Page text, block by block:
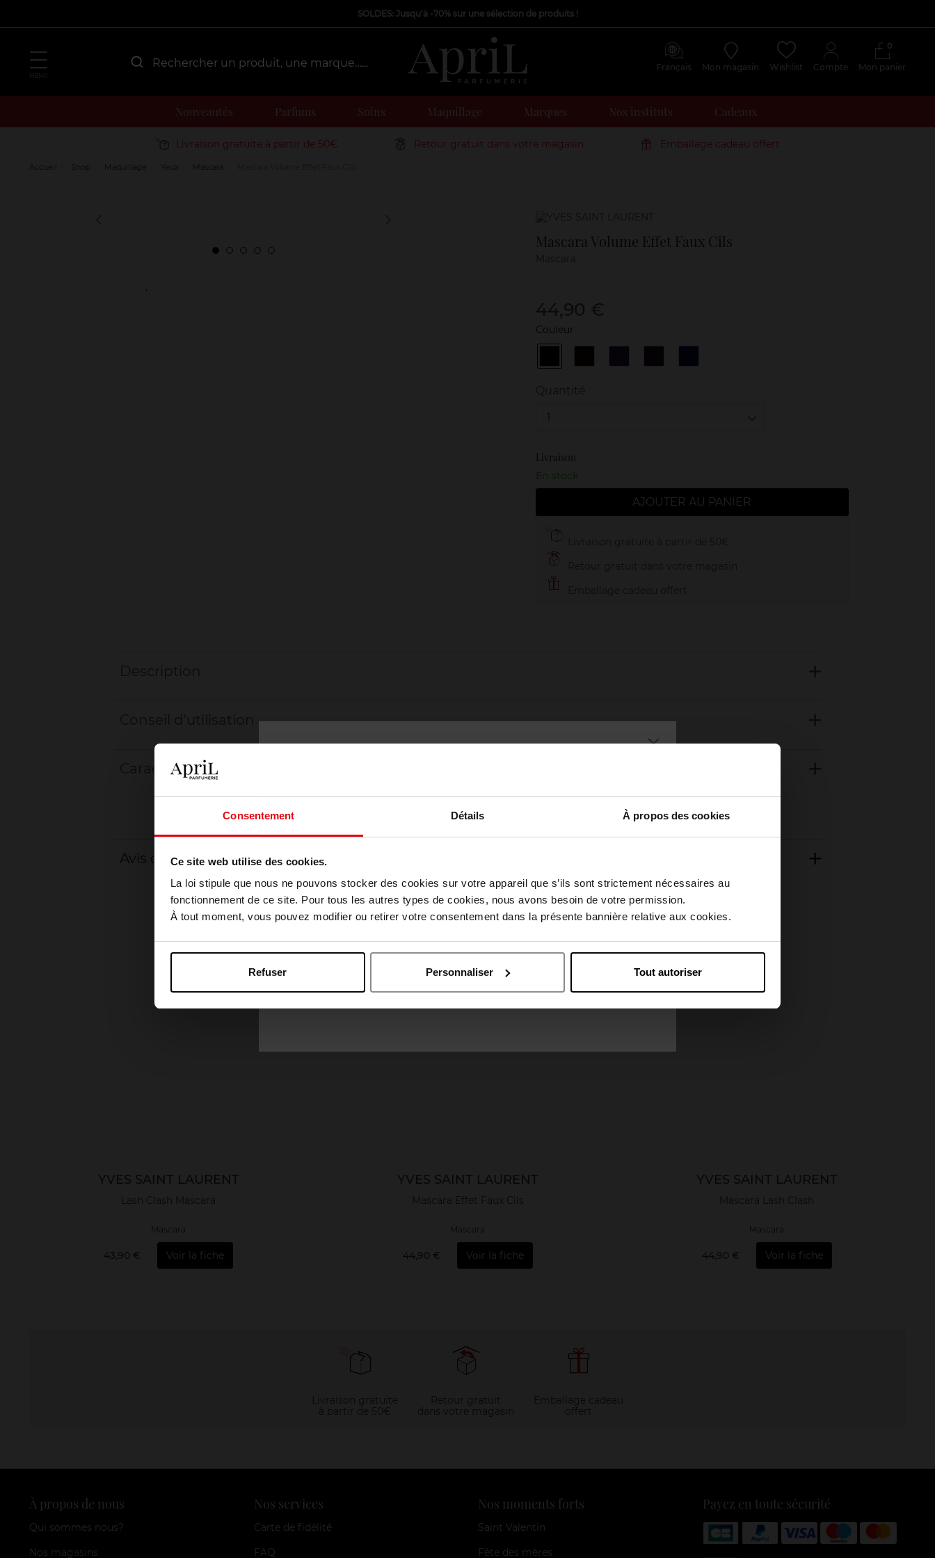
Consentement Détails À propos des cookies
Ce site web utilise des cookies.
La loi stipule que nous ne pouvons stocker des cookies sur votre appareil que s’ils sont strictement nécessaires au
fonctionnement de ce site. Pour tous les autres types de cookies, nous avons besoin de votre permission.
À tout moment, vous pouvez modifier ou retirer votre consentement dans la présente bannière relative aux cookies.
Refuser Personnaliser Tout autoriser
SOLDES: Jusqu'à -70% sur une sélection de produits !
Français Mon magasin Wishlist Compte Mon panier
0
Nouveautés Parfums Soins Maquillage Marques Nos instituts Cadeaux
Livraison gratuite à partir de 50€ Retour gratuit dans votre magasin Emballage cadeau offert
Accueil Shop Maquillage Yeux Mascara
Marque
clients
Mascara Volume Effet Faux Cils
Couleur
Noir Brun Violet Bourgogne
Nuit
1
Livraison
En stock
AJOUTER AU PANIER
Caractéristiques
Avis client
Oublié quelque chose ?
YVES SAINT LAURENT
Lash Clash Mascara
Mascara
43,90 € Voir la fiche
YVES SAINT LAURENT
Mascara Effet Faux Cils
Mascara
44,90 € Voir la fiche
YVES SAINT LAURENT
Mascara Lash Clash
Mascara
44,90 € Voir la fiche
À propos de nous
Qui sommes nous?
Nos magasins
Nos services
Carte de fidélité
FAQ
Nos moments forts
Saint Valentin
Fête des mères
Payez en toute sécurité
Choisissez votre pays